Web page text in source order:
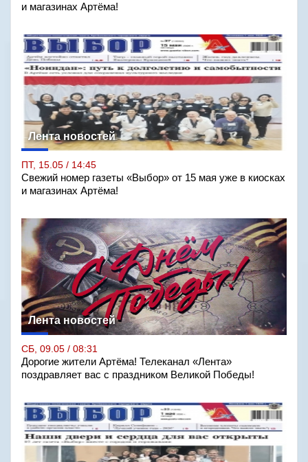
и магазинах Артёма!
Лента новостей
ПТ, 15.05 / 14:45
Свежий номер газеты «Выбор» от 15 мая уже в киосках
и магазинах Артёма!
Лента новостей
СБ, 09.05 / 08:31
Дорогие жители Артёма! Телеканал «Лента»
поздравляет вас с праздником Великой Победы!